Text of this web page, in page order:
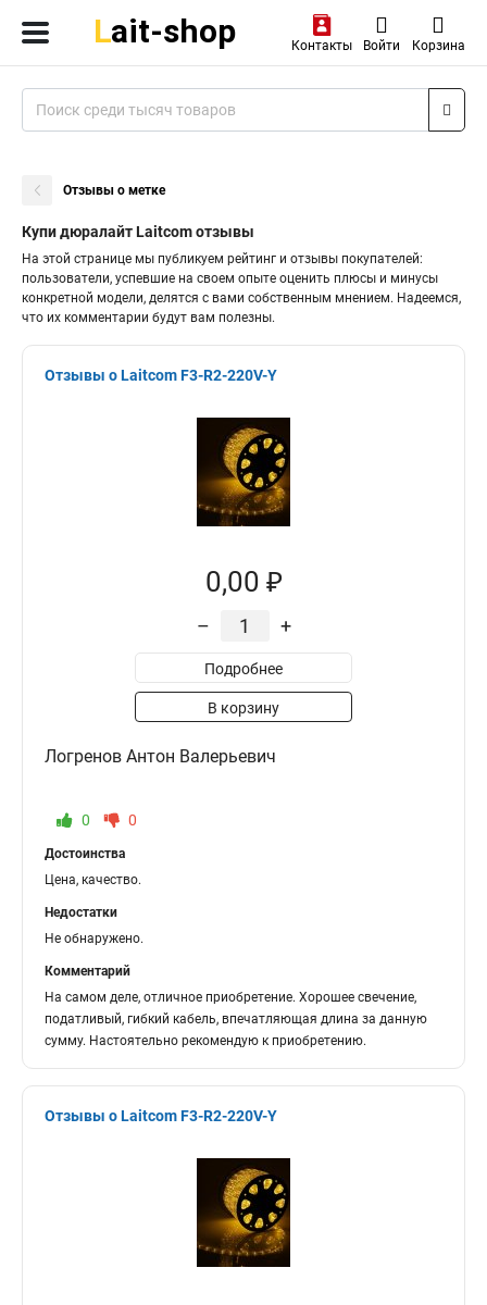
Контакты Войти Корзина
Отзывы о метке
Купи дюралайт Laitcom отзывы
На этой странице мы публикуем рейтинг и отзывы покупателей:
пользователи, успевшие на своем опыте оценить плюсы и минусы
конкретной модели, делятся с вами собственным мнением. Надеемся,
что их комментарии будут вам полезны.
Отзывы о Laitcom F3-R2-220V-Y
0,00 ₽
– +
Подробнее
В корзину
Логренов Антон Валерьевич
0 0
Достоинства
Цена, качество.
Недостатки
Не обнаружено.
Комментарий
На самом деле, отличное приобретение. Хорошее свечение,
податливый, гибкий кабель, впечатляющая длина за данную
сумму. Настоятельно рекомендую к приобретению.
Отзывы о Laitcom F3-R2-220V-Y